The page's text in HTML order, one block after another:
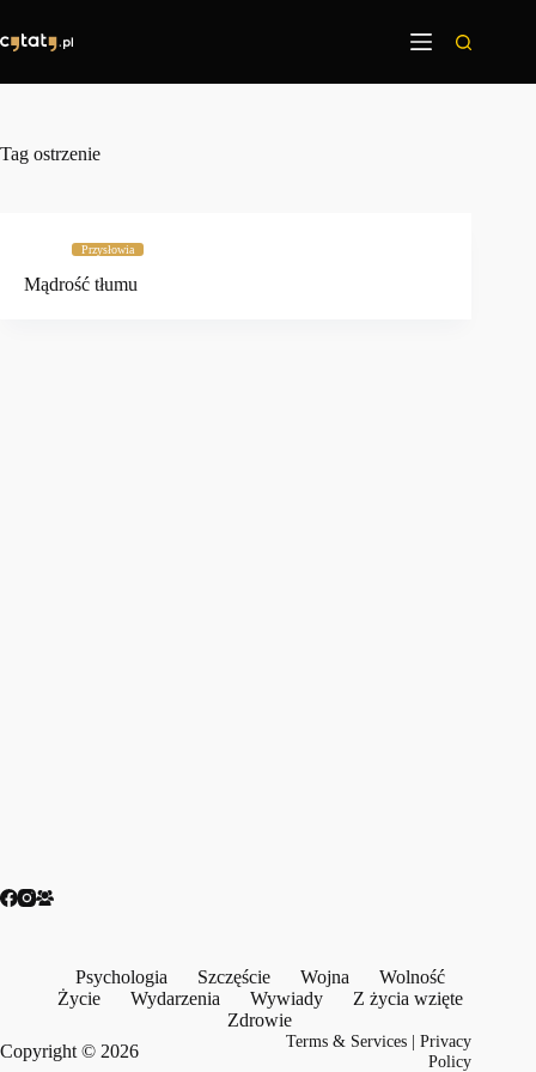
treści
Tag ostrzenie
Przysłowia
Mądrość tłumu
Psychologia Szczęście Wojna
Wolność
Życie
Wydarzenia Wywiady
Z życia wzięte
Zdrowie
Copyright © 2026
Terms & Services |Privacy
Policy